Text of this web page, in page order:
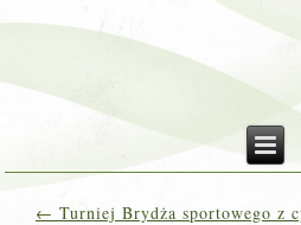
← Turniej Brydża sportowego z